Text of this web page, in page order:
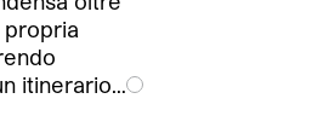
propria
itinerario…